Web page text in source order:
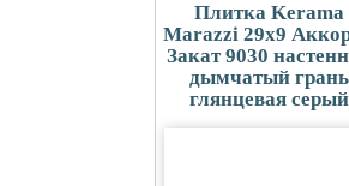
Плитка Kerama
Marazzi 29x9
Закат 9030
дымчатый грань
глянцевая серый